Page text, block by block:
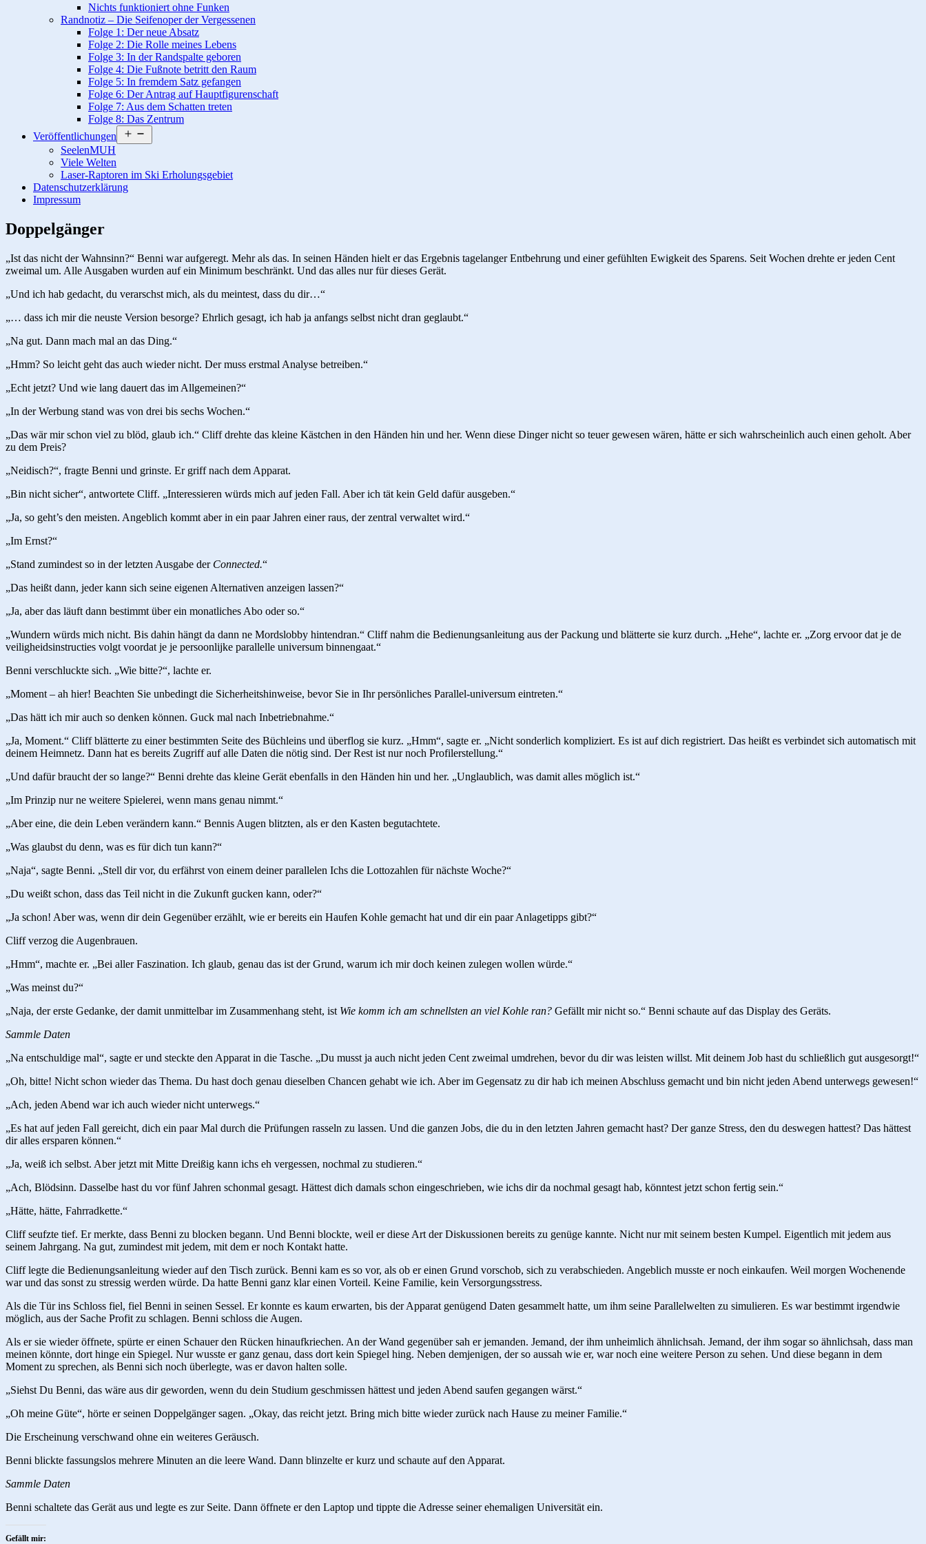
Nichts funktioniert ohne Funken
Randnotiz – Die Seifenoper der Vergessenen
Folge 1: Der neue Absatz
Folge 2: Die Rolle meines Lebens
Folge 3: In der Randspalte geboren
Folge 4: Die Fußnote betritt den Raum
Folge 5: In fremdem Satz gefangen
Folge 6: Der Antrag auf Hauptfigurenschaft
Folge 7: Aus dem Schatten treten
Folge 8: Das Zentrum
Veröffentlichungen
öffnen
SeelenMUH
Viele Welten
Laser-Raptoren im Ski Erholungsgebiet
Datenschutzerklärung
Impressum
Doppelgänger
„Ist das nicht der Wahnsinn?“ Benni war aufgeregt. Mehr als das. In seinen Händen hielt er das Ergebnis tagelanger Entbehrung und einer gefühlten Ewigkeit des Sparens. Seit Wochen drehte er jeden Cent
zweimal um. Alle Ausgaben wurden auf ein Minimum beschränkt. Und das alles nur für dieses Gerät.
„Und ich hab gedacht, du verarschst mich, als du meintest, dass du dir…“
„… dass ich mir die neuste Version besorge? Ehrlich gesagt, ich hab ja anfangs selbst nicht dran geglaubt.“
„Na gut. Dann mach mal an das Ding.“
„Hmm? So leicht geht das auch wieder nicht. Der muss erstmal Analyse betreiben.“
„Echt jetzt? Und wie lang dauert das im Allgemeinen?“
„In der Werbung stand was von drei bis sechs Wochen.“
„Das wär mir schon viel zu blöd, glaub ich.“ Cliff drehte das kleine Kästchen in den Händen hin und her. Wenn diese Dinger nicht so teuer gewesen wären, hätte er sich wahrscheinlich auch einen geholt. Aber
zu dem Preis?
„Neidisch?“, fragte Benni und grinste. Er griff nach dem Apparat.
„Bin nicht sicher“, antwortete Cliff. „Interessieren würds mich auf jeden Fall. Aber ich tät kein Geld dafür ausgeben.“
„Ja, so geht’s den meisten. Angeblich kommt aber in ein paar Jahren einer raus, der zentral verwaltet wird.“
„Im Ernst?“
„Stand zumindest so in der letzten Ausgabe der Connected.“
„Das heißt dann, jeder kann sich seine eigenen Alternativen anzeigen lassen?“
„Ja, aber das läuft dann bestimmt über ein monatliches Abo oder so.“
„Wundern würds mich nicht. Bis dahin hängt da dann ne Mordslobby hintendran.“ Cliff nahm die Bedienungsanleitung aus der Packung und blätterte sie kurz durch. „Hehe“, lachte er. „Zorg ervoor dat je de
veiligheidsinstructies volgt voordat je je persoonlijke parallelle universum binnengaat.“
Benni verschluckte sich. „Wie bitte?“, lachte er.
„Moment – ah hier! Beachten Sie unbedingt die Sicherheitshinweise, bevor Sie in Ihr persönliches Parallel-universum eintreten.“
„Das hätt ich mir auch so denken können. Guck mal nach Inbetriebnahme.“
„Ja, Moment.“ Cliff blätterte zu einer bestimmten Seite des Büchleins und überflog sie kurz. „Hmm“, sagte er. „Nicht sonderlich kompliziert. Es ist auf dich registriert. Das heißt es verbindet sich automatisch mit
deinem Heimnetz. Dann hat es bereits Zugriff auf alle Daten die nötig sind. Der Rest ist nur noch Profilerstellung.“
„Und dafür braucht der so lange?“ Benni drehte das kleine Gerät ebenfalls in den Händen hin und her. „Unglaublich, was damit alles möglich ist.“
„Im Prinzip nur ne weitere Spielerei, wenn mans genau nimmt.“
„Aber eine, die dein Leben verändern kann.“ Bennis Augen blitzten, als er den Kasten begutachtete.
„Was glaubst du denn, was es für dich tun kann?“
„Naja“, sagte Benni. „Stell dir vor, du erfährst von einem deiner parallelen Ichs die Lottozahlen für nächste Woche?“
„Du weißt schon, dass das Teil nicht in die Zukunft gucken kann, oder?“
„Ja schon! Aber was, wenn dir dein Gegenüber erzählt, wie er bereits ein Haufen Kohle gemacht hat und dir ein paar Anlagetipps gibt?“
Cliff verzog die Augenbrauen.
„Hmm“, machte er. „Bei aller Faszination. Ich glaub, genau das ist der Grund, warum ich mir doch keinen zulegen wollen würde.“
„Was meinst du?“
„Naja, der erste Gedanke, der damit unmittelbar im Zusammenhang steht, ist Wie komm ich am schnellsten an viel Kohle ran? Gefällt mir nicht so.“ Benni schaute auf das Display des Geräts.
Sammle Daten
„Na entschuldige mal“, sagte er und steckte den Apparat in die Tasche. „Du musst ja auch nicht jeden Cent zweimal umdrehen, bevor du dir was leisten willst. Mit deinem Job hast du schließlich gut ausgesorgt!“
„Oh, bitte! Nicht schon wieder das Thema. Du hast doch genau dieselben Chancen gehabt wie ich. Aber im Gegensatz zu dir hab ich meinen Abschluss gemacht und bin nicht jeden Abend unterwegs gewesen!“
„Ach, jeden Abend war ich auch wieder nicht unterwegs.“
„Es hat auf jeden Fall gereicht, dich ein paar Mal durch die Prüfungen rasseln zu lassen. Und die ganzen Jobs, die du in den letzten Jahren gemacht hast? Der ganze Stress, den du deswegen hattest? Das hättest
dir alles ersparen können.“
„Ja, weiß ich selbst. Aber jetzt mit Mitte Dreißig kann ichs eh vergessen, nochmal zu studieren.“
„Ach, Blödsinn. Dasselbe hast du vor fünf Jahren schonmal gesagt. Hättest dich damals schon eingeschrieben, wie ichs dir da nochmal gesagt hab, könntest jetzt schon fertig sein.“
„Hätte, hätte, Fahrradkette.“
Cliff seufzte tief. Er merkte, dass Benni zu blocken begann. Und Benni blockte, weil er diese Art der Diskussionen bereits zu genüge kannte. Nicht nur mit seinem besten Kumpel. Eigentlich mit jedem aus
seinem Jahrgang. Na gut, zumindest mit jedem, mit dem er noch Kontakt hatte.
Cliff legte die Bedienungsanleitung wieder auf den Tisch zurück. Benni kam es so vor, als ob er einen Grund vorschob, sich zu verabschieden. Angeblich musste er noch einkaufen. Weil morgen Wochenende
war und das sonst zu stressig werden würde. Da hatte Benni ganz klar einen Vorteil. Keine Familie, kein Versorgungsstress.
Als die Tür ins Schloss fiel, fiel Benni in seinen Sessel. Er konnte es kaum erwarten, bis der Apparat genügend Daten gesammelt hatte, um ihm seine Parallelwelten zu simulieren. Es war bestimmt irgendwie
möglich, aus der Sache Profit zu schlagen. Benni schloss die Augen.
Als er sie wieder öffnete, spürte er einen Schauer den Rücken hinaufkriechen. An der Wand gegenüber sah er jemanden. Jemand, der ihm unheimlich ähnlichsah. Jemand, der ihm sogar so ähnlichsah, dass man
meinen könnte, dort hinge ein Spiegel. Nur wusste er ganz genau, dass dort kein Spiegel hing. Neben demjenigen, der so aussah wie er, war noch eine weitere Person zu sehen. Und diese begann in dem
Moment zu sprechen, als Benni sich noch überlegte, was er davon halten solle.
„Siehst Du Benni, das wäre aus dir geworden, wenn du dein Studium geschmissen hättest und jeden Abend saufen gegangen wärst.“
„Oh meine Güte“, hörte er seinen Doppelgänger sagen. „Okay, das reicht jetzt. Bring mich bitte wieder zurück nach Hause zu meiner Familie.“
Die Erscheinung verschwand ohne ein weiteres Geräusch.
Benni blickte fassungslos mehrere Minuten an die leere Wand. Dann blinzelte er kurz und schaute auf den Apparat.
Sammle Daten
Benni schaltete das Gerät aus und legte es zur Seite. Dann öffnete er den Laptop und tippte die Adresse seiner ehemaligen Universität ein.
Gefällt mir: